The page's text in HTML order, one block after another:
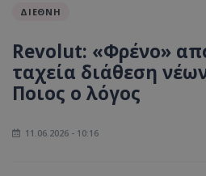
ΔΙΕΘΝΗ
Revolut: «Φρένο»
ταχεία διάθεση
Ποιος ο λόγος
11.06.2026 - 10:16